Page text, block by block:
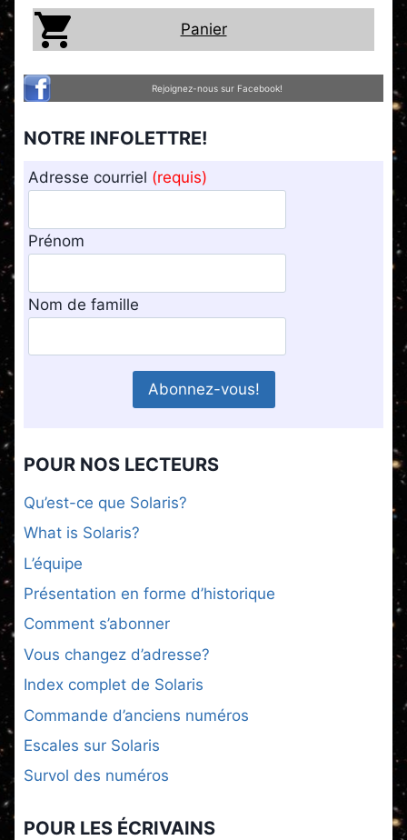
Panier
Rejoignez-nous sur Facebook!
NOTRE INFOLETTRE!
Adresse courriel (requis)
Prénom
Nom de famille
POUR NOS LECTEURS
Qu’est-ce que Solaris?
What is Solaris?
L’équipe
Présentation en forme d’historique
Comment s’abonner
Vous changez d’adresse?
Index complet de Solaris
Commande d’anciens numéros
Escales sur Solaris
Survol des numéros
POUR LES ÉCRIVAINS